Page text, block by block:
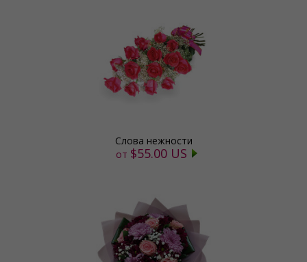
Слова нежности
от $55.00 US